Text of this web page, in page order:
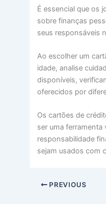
É essencial que os
sobre finanças
seus responsáveis
Ao escolher um
idade, analise
disponíveis,
oferecidos por
Os cartões de
ser uma ferramenta
responsabilidade
sejam usados com
PREVIOUS